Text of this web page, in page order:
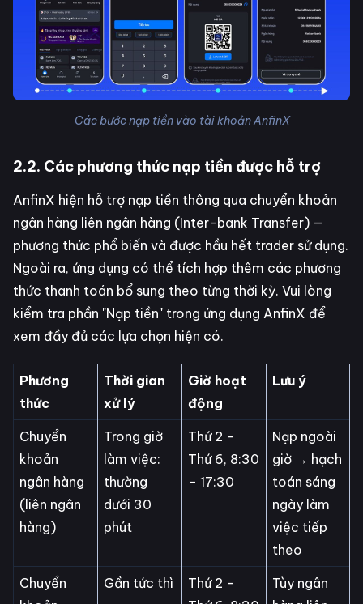
Các bước nạp tiền vào tài khoản AnfinX
2.2. Các phương thức nạp tiền được hỗ trợ
AnfinX hiện hỗ trợ nạp tiền thông qua chuyển khoản
ngân hàng liên ngân hàng (Inter-bank Transfer) —
phương thức phổ biến và được hầu hết trader sử dụng.
Ngoài ra, ứng dụng có thể tích hợp thêm các phương
thức thanh toán bổ sung theo từng thời kỳ. Vui lòng
kiểm tra phần "Nạp tiền" trong ứng dụng AnfinX để
xem đầy đủ các lựa chọn hiện có.
Phương
thức
Thời gian
xử lý
Giờ hoạt
động
Lưu ý
Chuyển
khoản
ngân hàng
(liên ngân
hàng)
Trong giờ
làm việc:
thường
dưới 30
phút
Thứ 2 –
Thứ 6, 8:30
– 17:30
Nạp ngoài
giờ → hạch
toán sáng
ngày làm
việc tiếp
theo
Chuyển
Gần tức thì
Thứ 2 –
Tùy ngân